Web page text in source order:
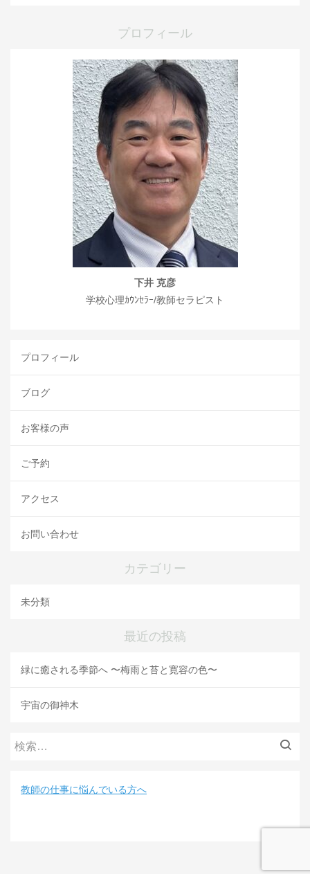
プロフィール
下井 克彦
学校心理ｶｳﾝｾﾗｰ/教師セラピスト
プロフィール
ブログ
お客様の声
ご予約
アクセス
お問い合わせ
カテゴリー
未分類
最近の投稿
緑に癒される季節へ 〜梅雨と苔と寛容の色〜
宇宙の御神木
検
教師の仕事に悩んでいる方へ